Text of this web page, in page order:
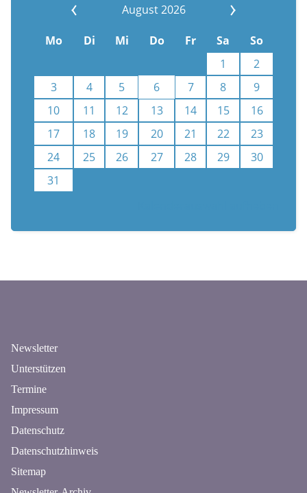
August 2026
Mo Di Mi Do Fr Sa
So
1
2
3
4 5 6 7 8
9
10
11 12 13 14 15
16
17
18 19 20 21 22
23
24
25 26 27 28 29
30
31
Newsletter
Unterstützen
Termine
Impressum
Datenschutz
Datenschutzhinweis
Sitemap